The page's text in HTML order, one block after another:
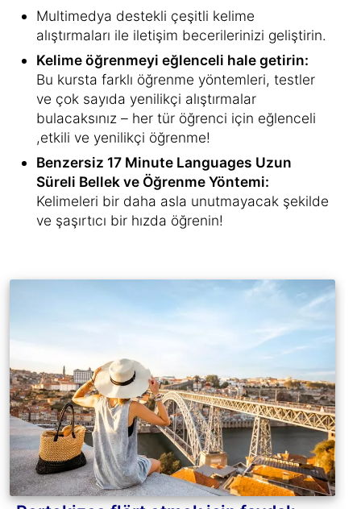
Multimedya destekli çeşitli kelime
alıştırmaları ile iletişim becerilerinizi geliştirin.
Kelime öğrenmeyi eğlenceli hale getirin:
Bu kursta farklı öğrenme yöntemleri, testler
ve çok sayıda yenilikçi alıştırmalar
bulacaksınız – her tür öğrenci için eğlenceli
,etkili ve yenilikçi öğrenme!
Benzersiz 17 Minute Languages Uzun
Süreli Bellek ve Öğrenme Yöntemi:
Kelimeleri bir daha asla unutmayacak şekilde
ve şaşırtıcı bir hızda öğrenin!